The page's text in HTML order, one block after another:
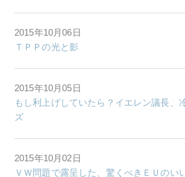
2015年10月06日
ＴＰＰの光と影
2015年10月05日
もし利上げしていたら？イエレン議長、
ズ
2015年10月02日
ＶＷ問題で露呈した、驚くべきＥＵのい